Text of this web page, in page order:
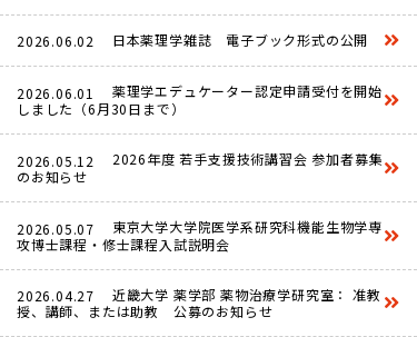
2026.06.02 日本薬理学雑誌 電子ブック形式の公開
2026.06.01
薬理学エデュケーター認定申請受付を開始
しました（6月30日まで）
2026.05.12
2026年度 若手支援技術講習会 参加者募集
のお知らせ
2026.05.07
東京大学大学院医学系研究科機能生物学専
攻博士課程・修士課程入試説明会
2026.04.27
近畿大学 薬学部 薬物治療学研究室： 准教
授、講師、または助教 公募のお知らせ